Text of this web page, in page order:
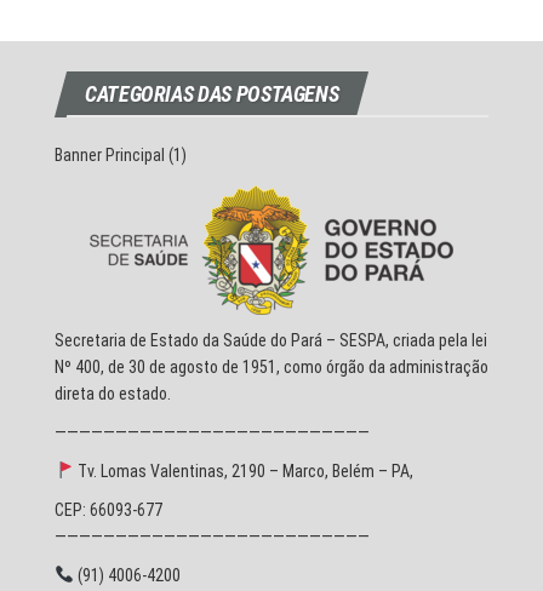
CATEGORIAS DAS POSTAGENS
Banner Principal (1)
Secretaria de Estado da Saúde do Pará – SESPA, criada pela lei
Nº 400, de 30 de agosto de 1951, como órgão da administração
direta do estado.
——————————————————————————
Tv. Lomas Valentinas, 2190 – Marco, Belém – PA,
CEP: 66093-677
——————————————————————————
(91) 4006-4200